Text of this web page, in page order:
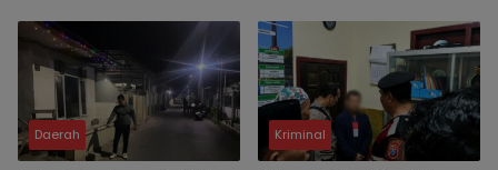
Guru Ngaji ke Polisi
Sabu dan Kunci T
Daerah Kriminal